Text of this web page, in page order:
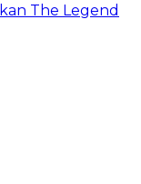
The Legend